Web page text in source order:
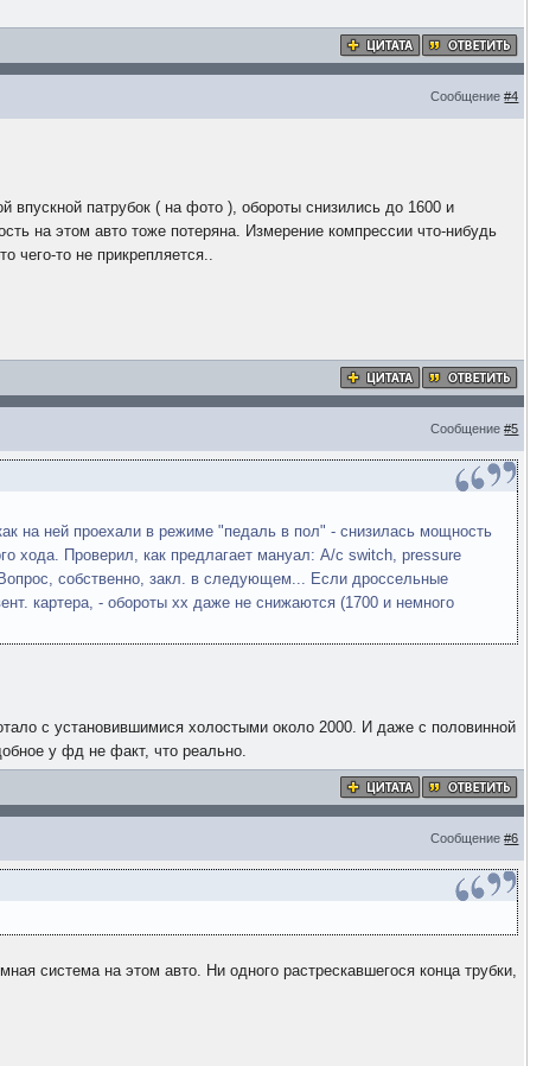
Сообщение#4
патрубок ( на фото ), обороты снизились до 1600 и
на этом авто тоже потеряна. Измерение компрессии что-нибудь
чего-то не прикрепляется..
Сообщение#5
на ней проехали в режиме "педаль в пол" - снизилась мощность
хода. Проверил, как предлагает мануал: A/c switch, pressure
собственно, закл. в следующем... Если дроссельные
картера, - обороты хх даже не снижаются (1700 и немного
с установившимися холостыми около 2000. И даже с половинной
у фд не факт, что реально.
Сообщение#6
система на этом авто. Ни одного растрескавшегося конца трубки,